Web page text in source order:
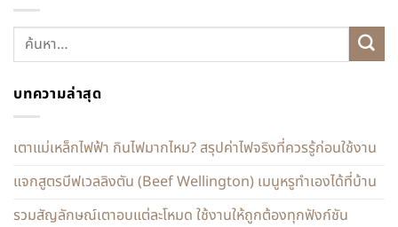
บทความล่าสุด
เตาแม่เหล็กไฟฟ้า กินไฟมากไหม? สรุปค่าไฟจริงที่ควรรู้ก่อนใช้งาน
แจกสูตรบีฟเวลลิงตัน (Beef Wellington) เมนูหรูทำเองได้ที่บ้าน
รวมสัญลักษณ์เตาอบแต่ละโหมด ใช้งานให้ถูกต้องทุกฟังก์ชัน